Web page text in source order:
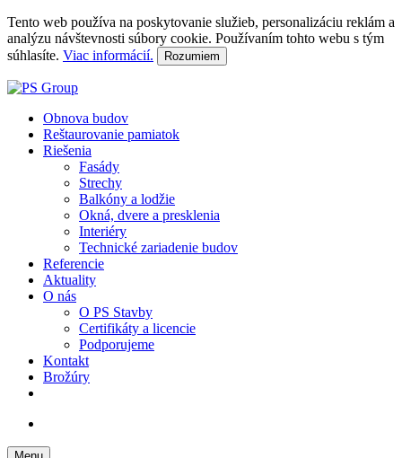
Tento web používa na poskytovanie služieb, personalizáciu reklám a
analýzu návštevnosti súbory cookie. Používaním tohto webu s tým
súhlasíte. Viac informácií. Rozumiem
Obnova budov
Reštaurovanie pamiatok
Riešenia
Fasády
Strechy
Balkóny a lodžie
Okná, dvere a presklenia
Interiéry
Technické zariadenie budov
Referencie
Aktuality
O nás
O PS Stavby
Certifikáty a licencie
Podporujeme
Kontakt
Brožúry